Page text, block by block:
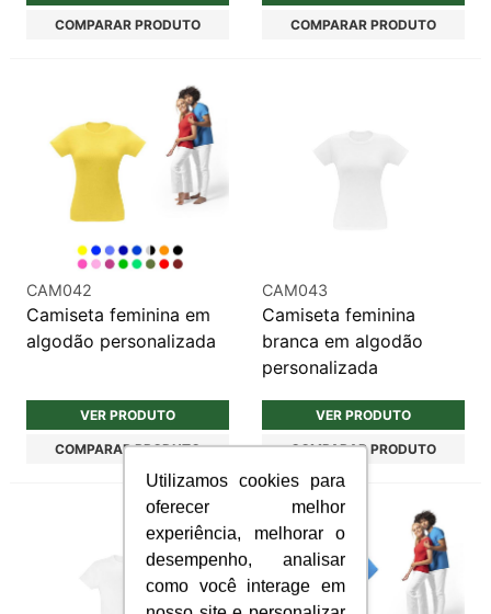
Utilizamos cookies para
oferecer melhor
experiência, melhorar o
desempenho, analisar
como você interage em
COMPARAR PRODUTO COMPARAR PRODUTO
CAM042
Camiseta feminina em
algodão personalizada
VER PRODUTO
COMPARAR PRODUTO
CAM043
Camiseta feminina
branca em algodão
personalizada
VER PRODUTO
COMPARAR PRODUTO